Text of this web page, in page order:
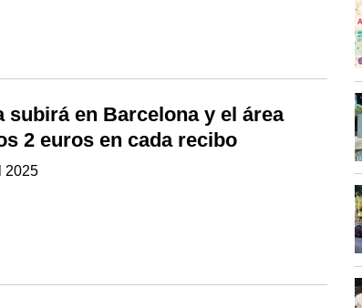
subirá en Barcelona y el área
2 euros en cada recibo
2025